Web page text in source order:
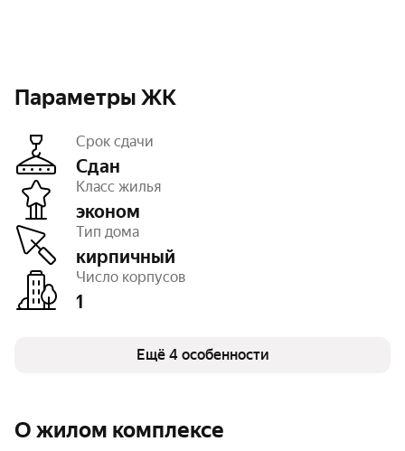
Параметры ЖК
Срок сдачи
Сдан
Класс жилья
эконом
Тип дома
кирпичный
Число корпусов
1
Этажность
7
Тип договора
ДКП
Очереди
1
Число квартир 42
Ещё 4 особенности
О жилом комплексе